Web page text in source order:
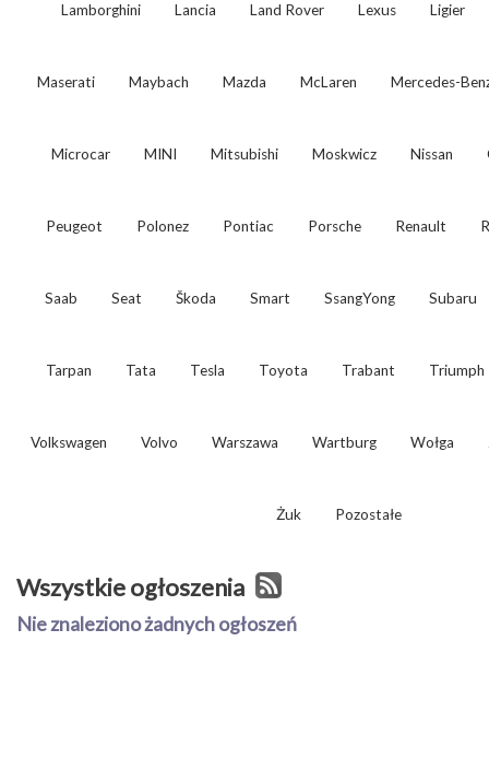
Lamborghini Lancia Land Rover Lexus Ligier
Maserati Maybach Mazda McLaren Mercedes-
Microcar MINI Mitsubishi Moskwicz Nissan
Peugeot Polonez Pontiac Porsche Renault
Saab Seat Škoda Smart SsangYong Subaru
Tarpan Tata Tesla Toyota Trabant Triumph
Volkswagen Volvo Warszawa Wartburg Wołga
Żuk Pozostałe
Wszystkie ogłoszenia
Nie znaleziono żadnych ogłoszeń